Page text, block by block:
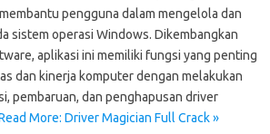
pengguna dalam mengelola dan
sistem operasi Windows. Dikembangkan
aplikasi ini memiliki fungsi yang penting
dan kinerja komputer dengan melakukan
pembaruan, dan penghapusan driver
More: Driver Magician Full Crack »